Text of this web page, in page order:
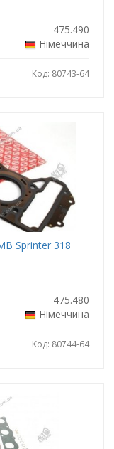
475.490
Німеччина
Код: 80743-64
Sprinter 318
475.480
Німеччина
Код: 80744-64